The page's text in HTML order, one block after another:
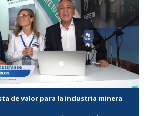
de valor para la industria minera